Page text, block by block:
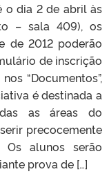
o dia 2 de abril às
– sala 409), os
de 2012 poderão
de inscrição
“Documentos”,
é destinada a
as áreas do
precocemente
alunos serão
prova de […]